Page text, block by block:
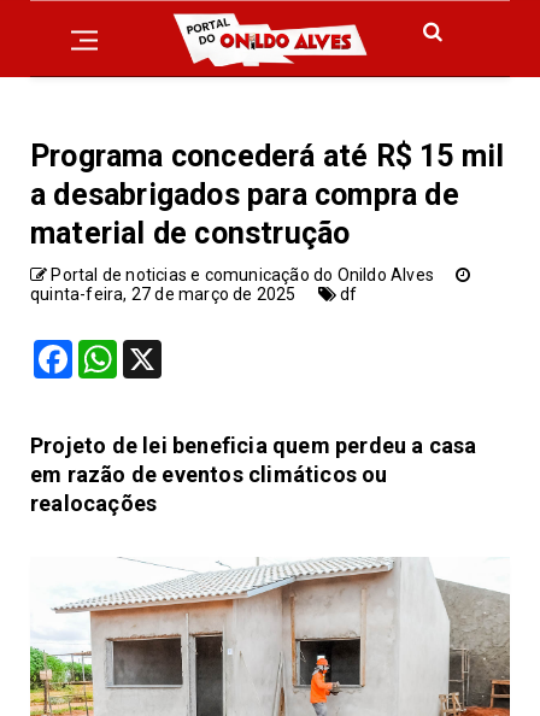
Programa concederá até R$ 15 mil
a desabrigados para compra de
material de construção
Portal de noticias e comunicação do Onildo Alves
quinta-feira, 27 de março de 2025
df
FacebookWhatsApp
Projeto de lei beneficia quem perdeu a casa
em razão de eventos climáticos ou
realocações